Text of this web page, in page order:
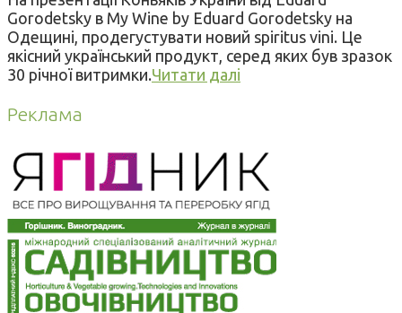
Gorodetsky в My Wine by Eduard Gorodetsky на
Одещині, продегустувати новий spiritus vini. Це
якісний український продукт, серед яких був зразок
30 річної витримки.Читати далі
Реклама